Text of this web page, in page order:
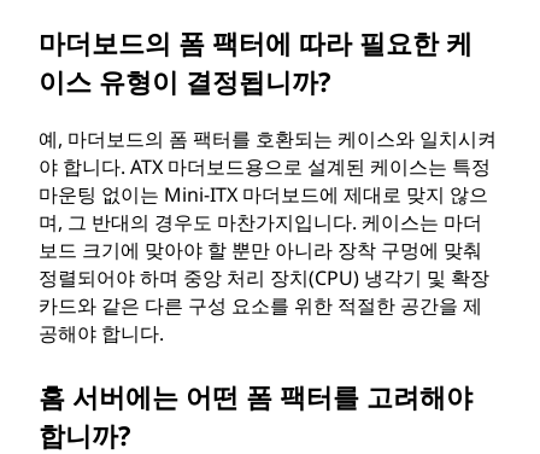
마더보드의 폼 팩터에 따라 필요한 케
이스 유형이 결정됩니까?
예, 마더보드의 폼 팩터를 호환되는 케이스와 일치시켜
야 합니다. ATX 마더보드용으로 설계된 케이스는 특정
마운팅 없이는 Mini-ITX 마더보드에 제대로 맞지 않으
며, 그 반대의 경우도 마찬가지입니다. 케이스는 마더
보드 크기에 맞아야 할 뿐만 아니라 장착 구멍에 맞춰
정렬되어야 하며 중앙 처리 장치(CPU) 냉각기 및 확장
카드와 같은 다른 구성 요소를 위한 적절한 공간을 제
공해야 합니다.
홈 서버에는 어떤 폼 팩터를 고려해야
합니까?